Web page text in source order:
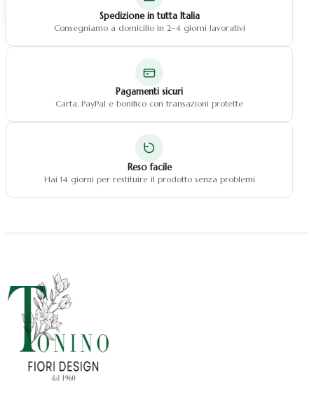
Natale centrotavola
Natale decorazioni
Spedizione in tutta Italia
Consegniamo a domicilio in 2–4 giorni lavorativi
Pagamenti sicuri
Carta, PayPal e bonifico con transazioni protette
Reso facile
Hai 14 giorni per restituire il prodotto senza problemi